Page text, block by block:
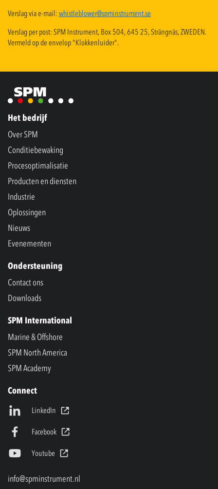
Verslag via e-mail: whistleblower@spminstrument.se
Verslag per post: SPM Instrument, Box 504, 645 25, Strängnäs, ZWEDEN.
Vermeld op de envelop "Klokkenluider".
Het bedrijf
Over SPM
Conditiebewaking
Procesoptimalisatie
Producten en diensten
Industrie
Oplossingen
Nieuws
Evenementen
Ondersteuning
Contact ons
Downloads
SPM International
Marine & Offshore
SPM North America
SPM Academy
Connect
LinkedIn
Facebook
Youtube
info@spminstrument.nl